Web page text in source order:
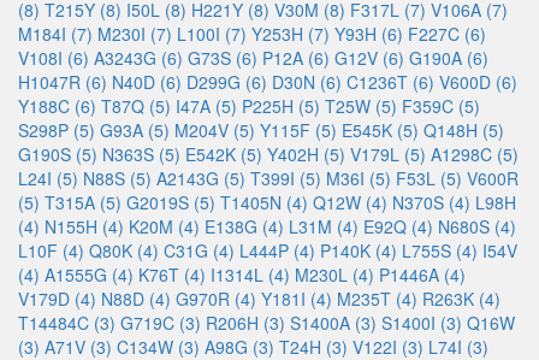
(8) T215Y (8) I50L (8) H221Y (8) V30M (8) F317L (7) V106A (7)
M184I (7) M230I (7) L100I (7) Y253H (7) Y93H (6) F227C (6)
V108I (6) A3243G (6) G73S (6) P12A (6) G12V (6) G190A (6)
H1047R (6) N40D (6) D299G (6) D30N (6) C1236T (6) V600D (6)
Y188C (6) T87Q (5) I47A (5) P225H (5) T25W (5) F359C (5)
S298P (5) G93A (5) M204V (5) Y115F (5) E545K (5) Q148H (5)
G190S (5) N363S (5) E542K (5) Y402H (5) V179L (5) A1298C (5)
L24I (5) N88S (5) A2143G (5) T399I (5) M36I (5) F53L (5) V600R
(5) T315A (5) G2019S (5) T1405N (4) Q12W (4) N370S (4) L98H
(4) N155H (4) K20M (4) E138G (4) L31M (4) E92Q (4) N680S (4)
L10F (4) Q80K (4) C31G (4) L444P (4) P140K (4) L755S (4) I54V
(4) A1555G (4) K76T (4) I1314L (4) M230L (4) P1446A (4)
V179D (4) N88D (4) G970R (4) Y181I (4) M235T (4) R263K (4)
T14484C (3) G719C (3) R206H (3) S1400A (3) S1400I (3) Q16W
(3) A71V (3) C134W (3) A98G (3) T24H (3) V122I (3) L74I (3)